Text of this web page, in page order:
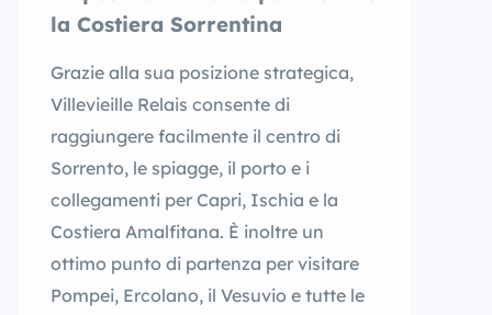
la Costiera Sorrentina
Grazie alla sua posizione strategica,
Villevieille Relais consente di
raggiungere facilmente il centro di
Sorrento, le spiagge, il porto e i
collegamenti per Capri, Ischia e la
Costiera Amalfitana. È inoltre un
ottimo punto di partenza per visitare
Pompei, Ercolano, il Vesuvio e tutte le